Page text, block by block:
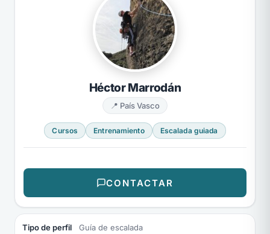
Héctor Marrodán
📍 País Vasco
Cursos Entrenamiento Escalada guiada
CONTACTAR
Tipo de perfil
Guía de escalada